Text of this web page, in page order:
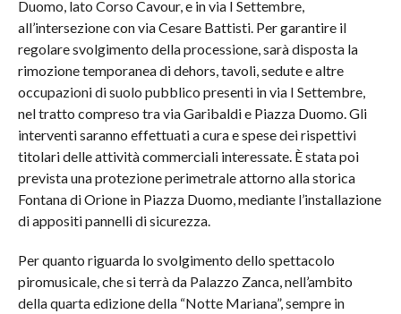
Duomo, lato Corso Cavour, e invia I Settembre,
all’intersezione con via Cesare Battisti. Per garantire il
regolare svolgimento della processione, sarà disposta la
rimozione temporanea di dehors, tavoli, sedute e altre
occupazioni di suolo pubblico presenti in via I Settembre,
nel tratto compreso tra via Garibaldi e Piazza Duomo. Gli
interventi saranno effettuati a cura e spese dei rispettivi
titolari delle attività commerciali interessate. È stata poi
prevista una protezione perimetrale attorno alla storica
Fontana di Orione in Piazza Duomo, mediante l’installazione
di appositi pannelli di sicurezza.
Per quanto riguarda lo svolgimento dello spettacolo
piromusicale, che si terrà da Palazzo Zanca, nell’ambito
della quarta edizione della “Notte Mariana”, sempre in